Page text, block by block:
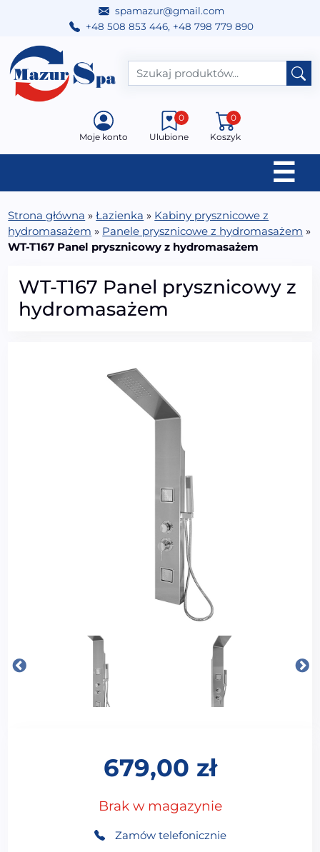
spamazur@gmail.com
+48 508 853 446, +48 798 779 890
Przejdź do treści
Main Navigation
Moje konto Ulubione
0
Koszyk
0
☰
Strona główna »Łazienka » Kabiny prysznicowe z
hydromasażem » Panele prysznicowe z hydromasażem »
WT-T167 Panel prysznicowy z hydromasażem
WT-T167 Panel prysznicowy z
hydromasażem
679,00 zł
Brak w magazynie
Zamów telefonicznie